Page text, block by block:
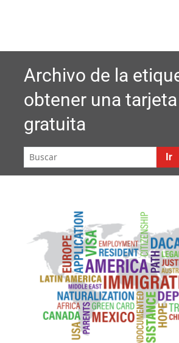
Archivo de la
obtener una
gratuita
Ir